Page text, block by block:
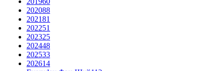
202088
202181
202251
202325
202448
202533
202614